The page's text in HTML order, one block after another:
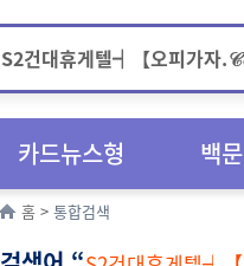
카드뉴스형 백
홈 > 통합검색